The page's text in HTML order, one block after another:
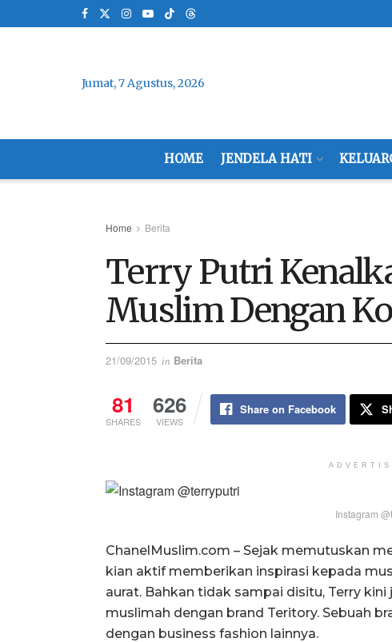
Jumat, 7 Agustus, 2026
HOME JENDELA HATI
Home Berita
Terry Putri
Muslim Dengan
21/09/2015 in Berita
81
SHARES
626
VIEWS
Share on Facebook
Instagram
ChanelMuslim.com – Sejak memutuskan
kian aktif memberikan inspirasi kepada
aurat. Bahkan tidak sampai disitu, Terry
muslimah dengan brand Teritory. Sebuah
dengan business fashion lainnya.